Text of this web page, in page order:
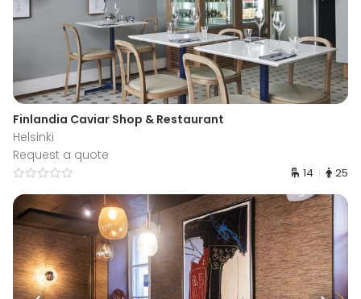
Finlandia Caviar Shop & Restaurant
Helsinki
Request a quote
14 25